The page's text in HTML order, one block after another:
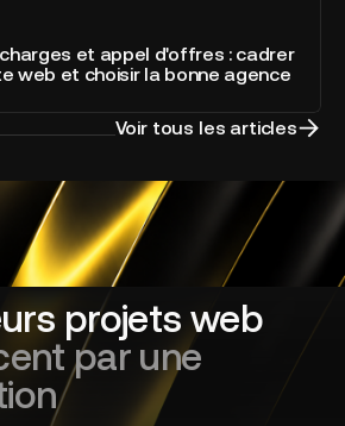
et appel d'offres : cadrer
web et choisir la bonne agence
Voir tous les articles
projets web
par une